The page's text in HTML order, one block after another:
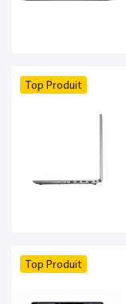
Top Produit
Top Produit